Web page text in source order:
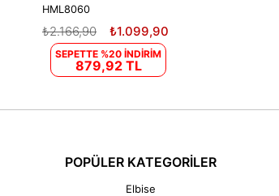
HML8060
₺1.099,90
₺2.166,90
SEPETTE %20 İNDİRİM
879,92 TL
POPÜLER KATEGORİLER
Elbise